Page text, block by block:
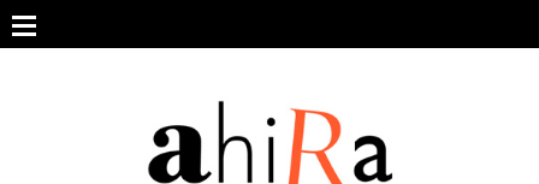
content
ARCHIVO DE REVISTAS